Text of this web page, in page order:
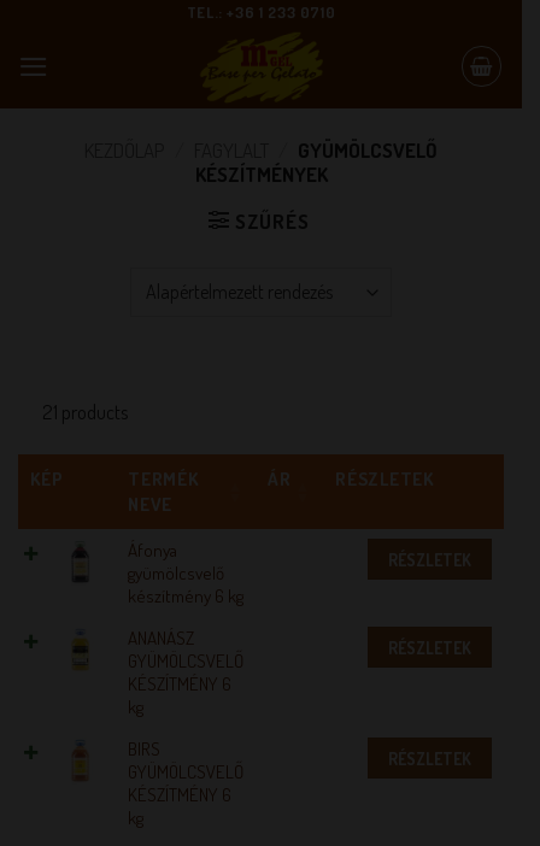
content
TEL.: +36 1 233 0710
GYÜMÖLCSVELŐ
KÉSZÍTMÉNYEK
SZŰRÉS
21 products
KÉP
TERMÉK
NEVE
ÁR RÉSZLETEK
Áfonya
gyümölcsvelő
készítmény 6 kg
RÉSZLETEK
ANANÁSZ
GYÜMÖLCSVELŐ
KÉSZÍTMÉNY 6
kg
RÉSZLETEK
BIRS
GYÜMÖLCSVELŐ
KÉSZÍTMÉNY 6
kg
RÉSZLETEK